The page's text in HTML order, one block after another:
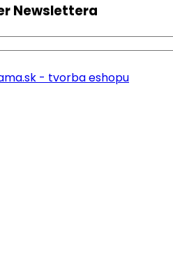
Newslettera
- tvorba eshopu